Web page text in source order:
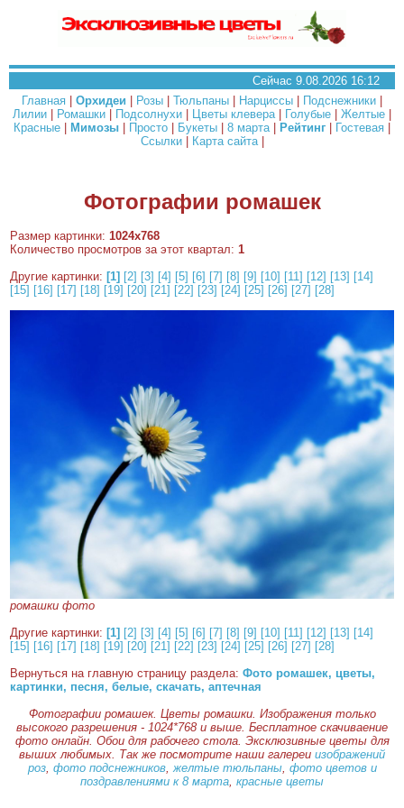
Сейчас 9.08.2026 16:12
Главная
Орхидеи Розы Тюльпаны Нарциссы Подснежники
Лилии
Ромашки Подсолнухи Цветы клевера| Голубые Желтые
Красные
Мимозы Просто Букеты 8 марта| Рейтинг Гостевая
Ссылки| Карта сайта|
Фотографии ромашек
Размер картинки: 1024x768
Количество просмотров за этот квартал: 1
Другие картинки: [1] [2] [3] [4] [5] [6] [7] [8] [9] [10] [11] [12] [13] [14]
[15] [16] [17] [18] [19] [20] [21] [22] [23] [24] [25] [26] [27] [28]
ромашки фото
Другие картинки: [1] [2] [3] [4] [5] [6] [7] [8] [9] [10] [11] [12] [13] [14]
[15] [16] [17] [18] [19] [20] [21] [22] [23] [24] [25] [26] [27] [28]
Вернуться на главную страницу раздела: Фото ромашек, цветы,
картинки, песня, белые, скачать, аптечная
Фотографии ромашек. Цветы ромашки. Изображения только
высокого разрешения - 1024*768 и выше. Бесплатное скачиваение
фото онлайн. Обои для рабочего стола. Эксклюзивные цветы для
выших любимых. Так же посмотрите наши галереи изображений
роз, фото подснежников, желтые тюльпаны, фото цветов и
поздравлениями к 8 марта красные цветы